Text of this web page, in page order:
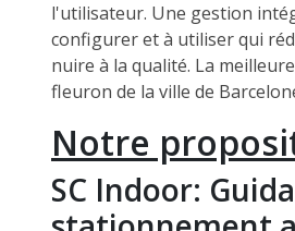
l'utilisateur. Une gestion
configurer et à utiliser qui
nuire à la qualité. La
fleuron de la ville de
Notre
SC Indoor: